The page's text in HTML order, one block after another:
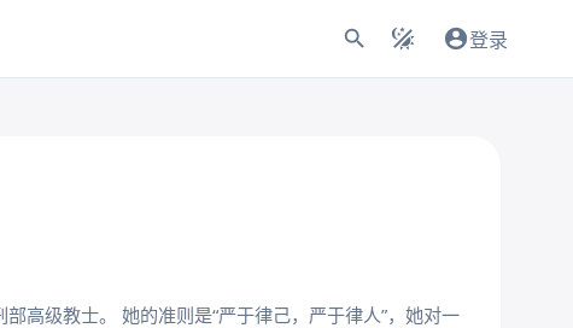
登录
高级教士。 她的准则是“严于律己，严于律人”，她对一